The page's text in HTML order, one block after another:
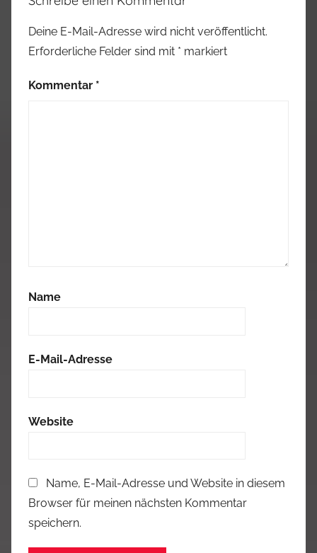
Deine E-Mail-Adresse wird nicht veröffentlicht.
Erforderliche Felder sind mit * markiert
Kommentar *
Name
E-Mail-Adresse
Website
Name, E-Mail-Adresse und Website in diesem
Browser für meinen nächsten Kommentar
speichern.